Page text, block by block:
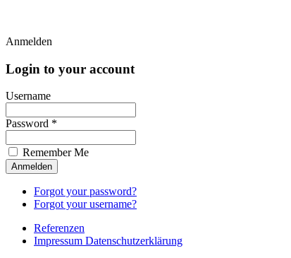
Anmelden
Login to your account
Username
Password *
Remember Me
Forgot your password?
Forgot your username?
Referenzen
Impressum Datenschutzerklärung